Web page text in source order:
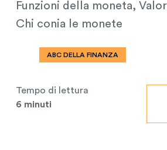
Funzioni della moneta,
Chi conia le monete
ABC DELLA FINANZA
Tempo di lettura
6 minuti